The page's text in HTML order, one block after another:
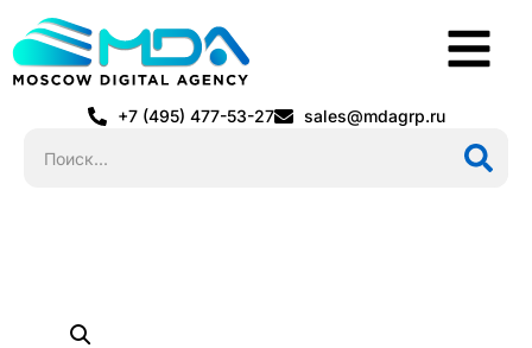
+7 (495) 477-53-27 sales@mdagrp.ru